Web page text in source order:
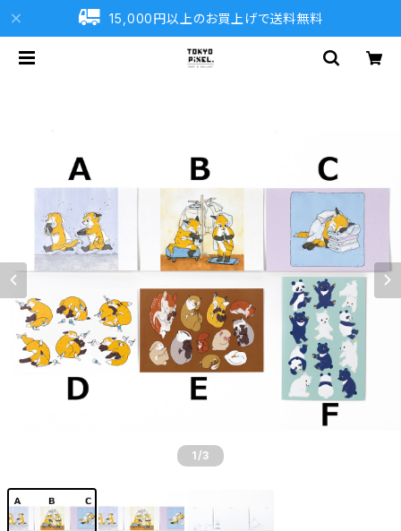
15,000円以上のお買上げで送料無料
1 /3